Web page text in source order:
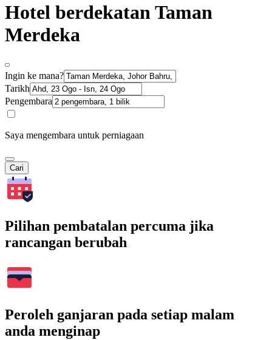
Hotel berdekatan Taman
Merdeka
Ingin ke mana?
Tarikh
Pengembara
Saya mengembara untuk perniagaan
Cari
Pilihan pembatalan percuma jika
rancangan berubah
Peroleh ganjaran pada setiap malam
anda menginap